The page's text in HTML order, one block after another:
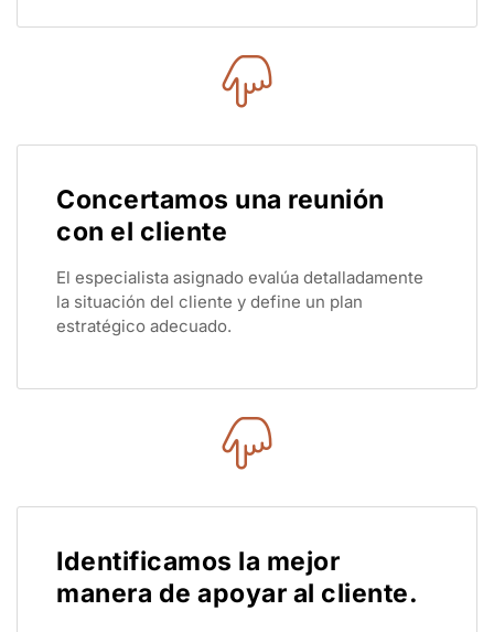
Concertamos una reunión
con el cliente
El especialista asignado evalúa detalladamente
la situación del cliente y define un plan
estratégico adecuado.
Identificamos la mejor
manera de apoyar al cliente.